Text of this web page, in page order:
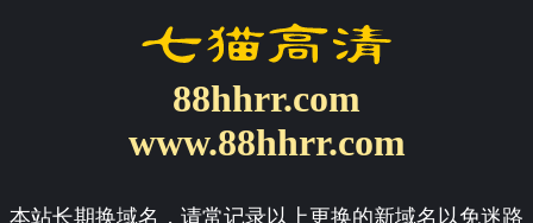
88hhrr.com
www.88hhrr.com
本站长期换域名，请常记录以上更换的新域名以免迷路